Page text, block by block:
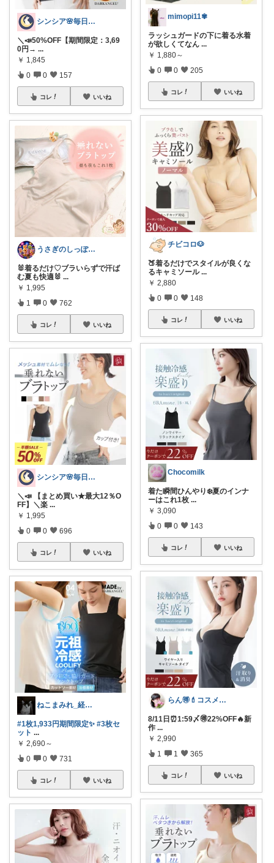
シンシア🌸毎日ハッピーな暮らし🍀
＼📣50%OFF【期間限定：3,69
0円→ ...
￥ 1,845
0 0 157
コレ いいね
うさぎのしっぽ43🐰2児の母👧朝コレ
🐰着るだけ♡ブラいらずで汗ば
む夏も快適🐰 ...
￥ 1,995
1 0 762
コレ いいね
シンシア🌸毎日ハッピーな暮らし🍀
＼📣 【まとめ買い★最大12％O
FF】＼楽 ...
￥ 1,995
0 0 696
コレ いいね
ねこまみれ_経由感謝致します🐈
#1枚1,933円期間限定✨ #3枚セ
ット ...
￥ 2,690～
0 0 731
コレ いいね
mimopi11✾
ラッシュガードの下に着る水着
が欲しくてなん ...
￥ 1,880～
0 0 205
コレ いいね
チビコロ🐶
🍑着るだけでスタイルが良くな
るキャミソール ...
￥ 2,880
0 0 148
コレ いいね
Chocomilk
着た瞬間ひんやり❄️夏のインナ
ーはこれ1枚 ...
￥ 3,090
0 0 143
コレ いいね
らん🉐💄コスメ&ファッション👗✨
8/11日⏰1:59〆🉐22%OFF🔥新
作 ...
￥ 2,990
1 1 365
コレ いいね